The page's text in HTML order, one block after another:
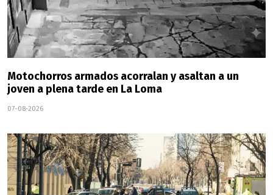
Motochorros armados acorralan y asaltan a un
joven a plena tarde en La Loma
07-08-2026